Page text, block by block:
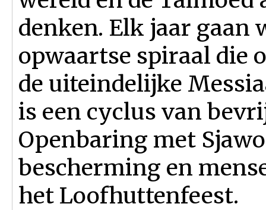
denken. Elk jaar gaan
opwaartse spiraal die
de uiteindelijke
is een cyclus van
Openbaring met
bescherming en
het Loofhuttenfeest.